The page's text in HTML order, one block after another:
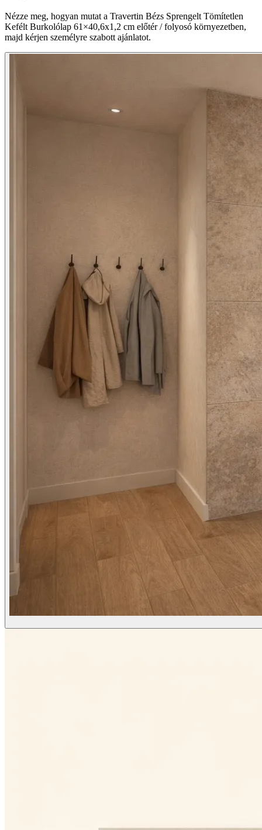
Nézze meg, hogyan mutat a Travertin Bézs Sprengelt Tömítetlen
Kefélt Burkolólap 61×40,6x1,2 cm előtér / folyosó környezetben,
majd kérjen személyre szabott ajánlatot.